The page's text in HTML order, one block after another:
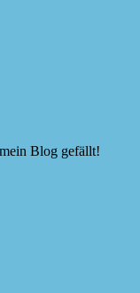
Blog gefällt!